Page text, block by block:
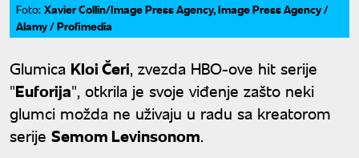
Foto: Xavier Collin/Image Press Agency, Image Press Agency /
Alamy / Profimedia
Glumica Kloi Čeri, zvezda HBO-ove hit serije
"Euforija", otkrila je svoje viđenje zašto neki
glumci možda ne uživaju u radu sa kreatorom
serije Semom Levinsonom.